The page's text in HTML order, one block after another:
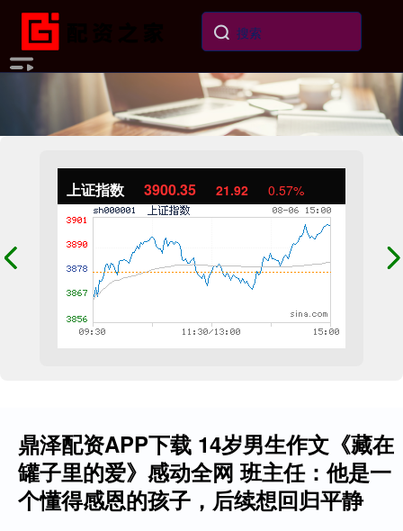
上证指数 3900.35 21.92 0.57%
鼎泽配资APP下载 14岁男生作文《藏在
罐子里的爱》感动全网 班主任：他是一
个懂得感恩的孩子，后续想回归平静